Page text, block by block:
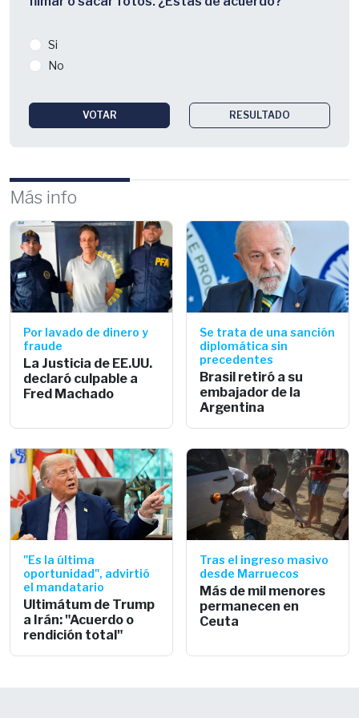
Si
No
VOTAR RESULTADO
Más info
Por lavado de dinero y
fraude
La Justicia de EE.UU.
declaró culpable a
Fred Machado
Se trata de una sanción
diplomática sin
precedentes
Brasil retiró a su
embajador de la
Argentina
"Es la última
oportunidad", advirtió
el mandatario
Ultimátum de Trump
a Irán: "Acuerdo o
rendición total"
Tras el ingreso masivo
desde Marruecos
Más de mil menores
permanecen en
Ceuta